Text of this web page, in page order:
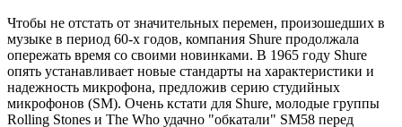
Чтобы не отстать от значительных перемен, произошедших в
музыке в период 60-х годов, компания Shure продолжала
опережать время со своими новинками. В 1965 году Shure
опять устанавливает новые стандарты на характеристики и
надежность микрофона, предложив серию студийных
микрофонов (SM). Очень кстати для Shure, молодые группы
Rolling Stones и The Who удачно "обкатали" SM58 перед